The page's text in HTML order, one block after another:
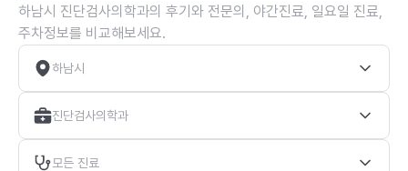
하남시 진단검사의학과의 후기와 전문의, 야간진료, 일요일 진료,
주차정보를 비교해보세요.
하남시
진단검사의학과
모든 진료